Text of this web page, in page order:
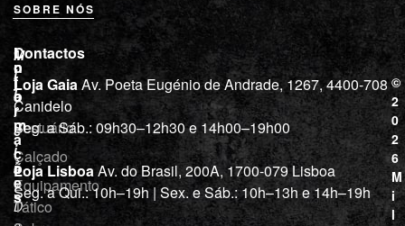
SOBRE NÓS
M
i
l
í
c
i
a
“
D
L
o
j
a
Vestuário
Calçado
Equipamento
Tático
I
n
f
o
r
m
a
ç
õ
e
s
Contactos
Loja GaiaAv. Poeta Eugénio de Andrade, 1267, 4400-708
Canidelo
Seg. a Sáb.: 09h30–12h30 e 14h00–19h00
Loja LisboaAv. do Brasil, 200A, 1700-079 Lisboa
Seg. a Qui.: 10h–19h | Sex. e Sáb.: 10h–13h e 14h–19h
©
2
0
2
6
M
i
l